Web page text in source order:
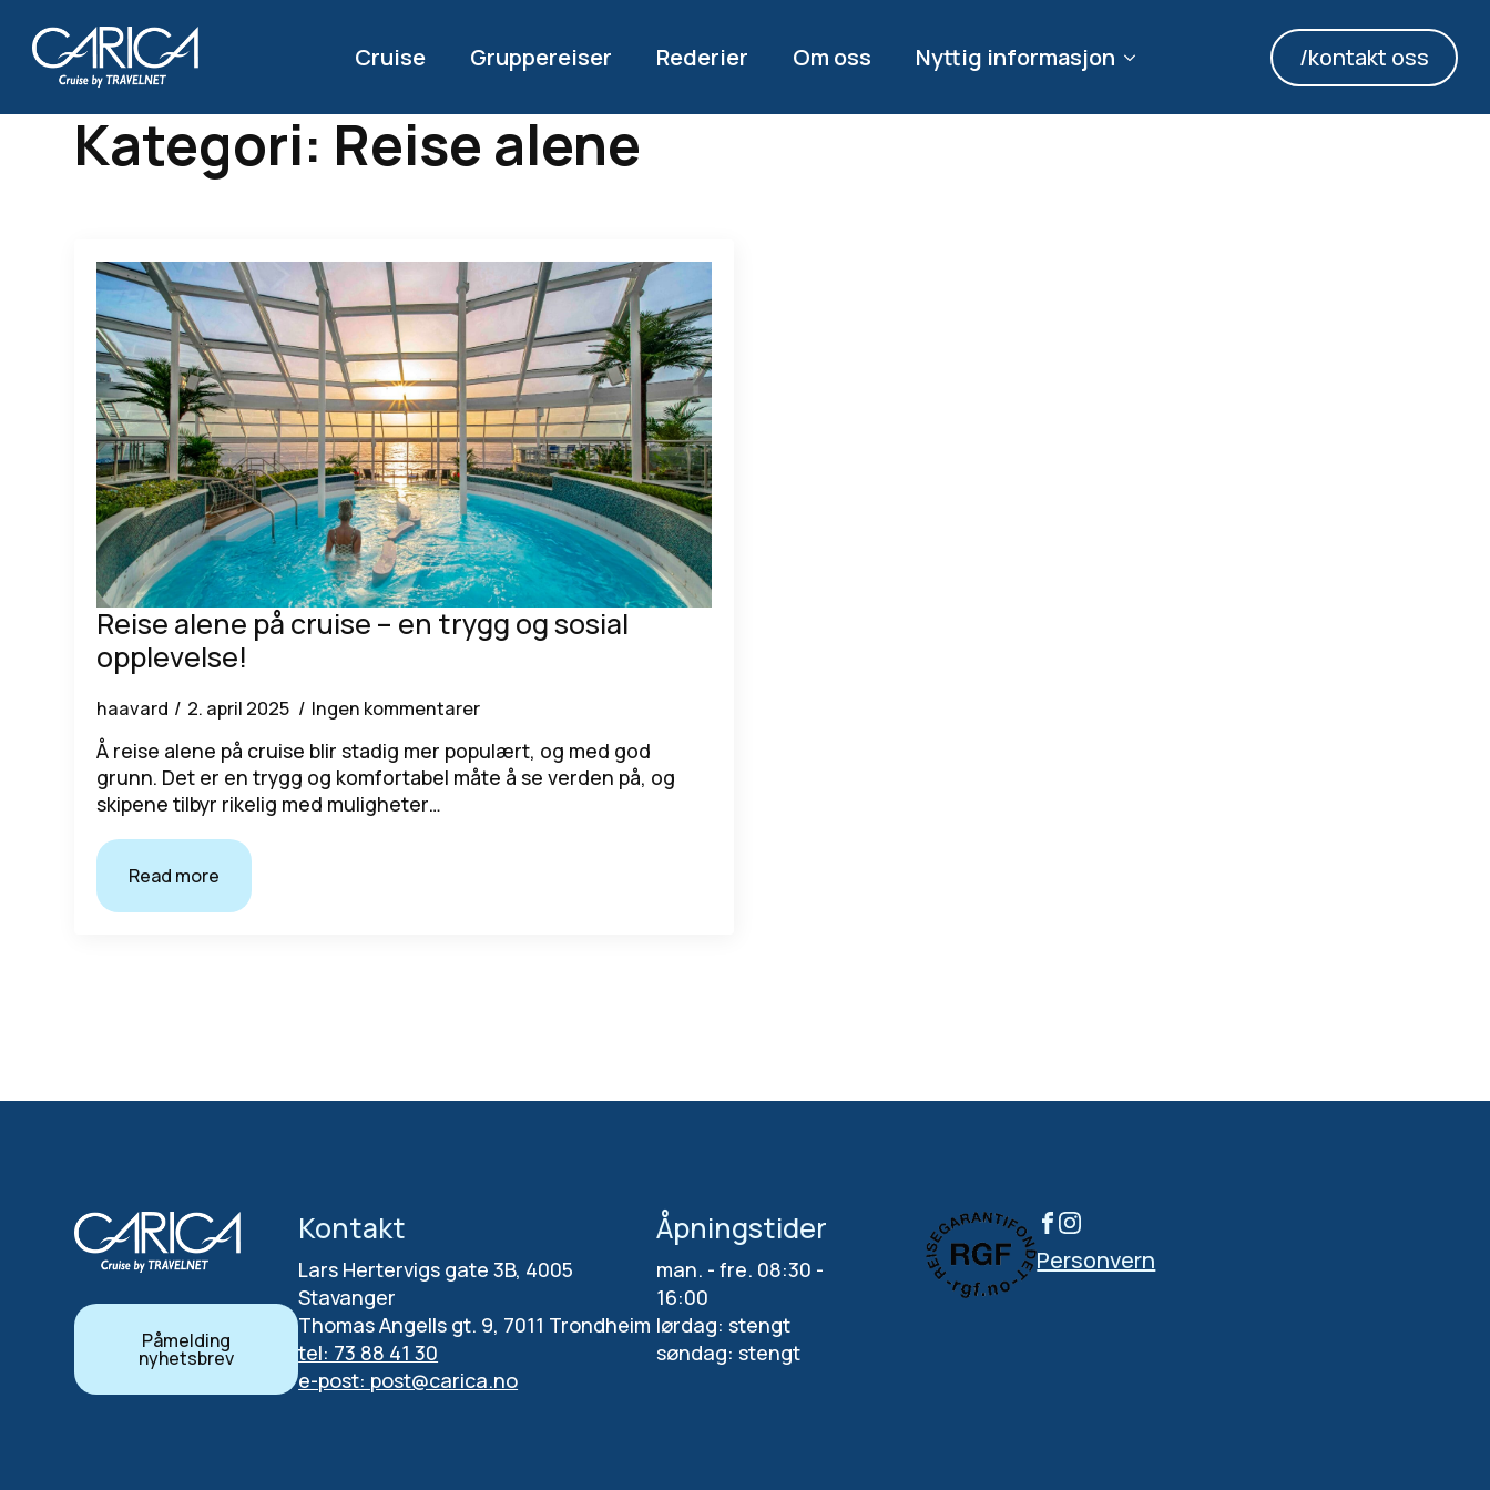
Cruise Gruppereiser Rederier Om oss Nyttig informasjon /kontakt oss
Kategori: Reise alene
Reise alene på cruise – en trygg og sosial
opplevelse!
haavard 2. april 2025 Ingen kommentarer
Å reise alene på cruise blir stadig mer populært, og med god
grunn. Det er en trygg og komfortabel måte å se verden på, og
skipene tilbyr rikelig med muligheter…
Read more
Påmelding
nyhetsbrev
Kontakt
Lars Hertervigs gate 3B, 4005
Stavanger
Thomas Angells gt. 9, 7011 Trondheim
tel: 73 88 41 30
e-post: post@carica.no
Åpningstider
man. - fre. 08:30 -
16:00
lørdag: stengt
søndag: stengt
Personvern